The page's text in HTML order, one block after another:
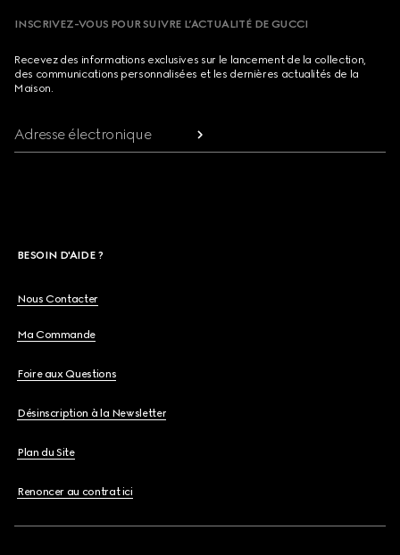
INSCRIVEZ-VOUS POUR SUIVRE L’ACTUALITÉ DE GUCCI
Recevez des informations exclusives sur le lancement de la collection,
des communications personnalisées et les dernières actualités de la
Maison.
Adresse électronique
BESOIN D'AIDE ?
Nous Contacter
Ma Commande
Foire aux Questions
Désinscription à la Newsletter
Plan du Site
Renoncer au contrat ici